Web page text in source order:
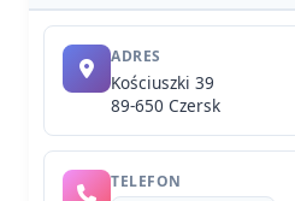
ADRES
Kościuszki 39
89-650 Czersk
TELEFON